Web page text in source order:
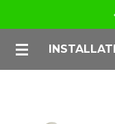
naar
de